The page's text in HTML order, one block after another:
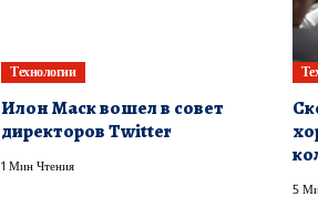
Технологии
Илон Маск вошел в совет
директоров Twitter
1 Мин Чтения
5